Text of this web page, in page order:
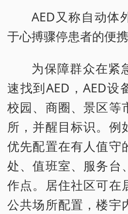
AED又称自动体
于心搏骤停患者的便携
为保障群众在紧
速找到AED，AED设
校园、商圈、景区等
所，并醒目标识。例
优先配置在有人值守
处、值班室、服务台
作点。居住社区可在
公共场所配置，楼宇